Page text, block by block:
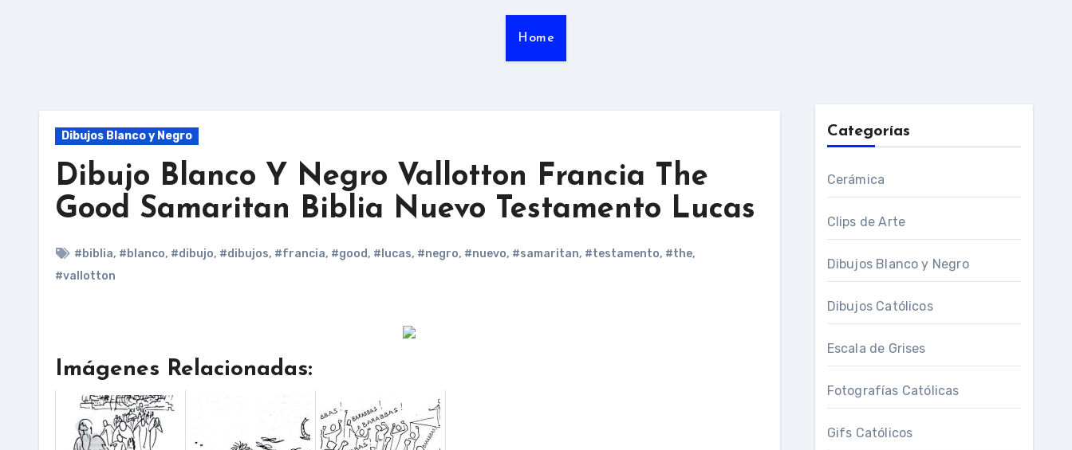
Home
Dibujos Blanco y Negro
Dibujo Blanco Y Negro Vallotton Francia The
Good Samaritan Biblia Nuevo Testamento Lucas
#biblia, #blanco, #dibujo, #dibujos, #francia, #good, #lucas, #negro, #nuevo, #samaritan, #testamento, #the,
#vallotton
Imágenes Relacionadas:
Categorías
Cerámica
Clips de Arte
Dibujos Blanco y Negro
Dibujos Católicos
Escala de Grises
Fotografías Católicas
Gifs Católicos